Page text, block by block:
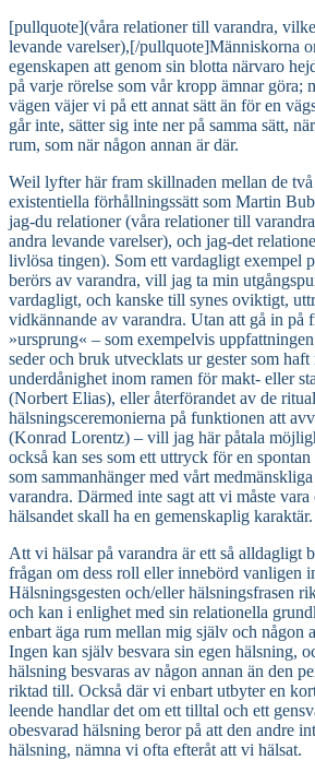
[pullquote](våra relationer till varandra,
levande varelser),[/pullquote]Människorna
egenskapen att genom sin blotta närvaro
på varje rörelse som vår kropp ämnar göra;
vägen väjer vi på ett annat sätt än för en
går inte, sätter sig inte ner på samma sätt,
rum, som när någon annan är där.
Weil lyfter här fram skillnaden mellan de
existentiella förhållningssätt som Martin
jag-du relationer (våra relationer till
andra levande varelser), och jag-det
livlösa tingen). Som ett vardagligt exempel
berörs av varandra, vill jag ta min
vardagligt, och kanske till synes oviktigt,
vidkännande av varandra. Utan att gå in på
»ursprung« – som exempelvis
seder och bruk utvecklats ur gester som
underdånighet inom ramen för makt- eller
(Norbert Elias), eller återförandet av de
hälsningsceremonierna på funktionen att
(Konrad Lorentz) – vill jag här påtala
också kan ses som ett uttryck för en spontan
som sammanhänger med vårt
varandra. Därmed inte sagt att vi måste
hälsandet skall ha en gemenskaplig karaktär.
Att vi hälsar på varandra är ett så alldagligt
frågan om dess roll eller innebörd vanligen
Hälsningsgesten och/eller hälsningsfrasen
och kan i enlighet med sin relationella
enbart äga rum mellan mig själv och någon
Ingen kan själv besvara sin egen hälsning,
hälsning besvaras av någon annan än den
riktad till. Också där vi enbart utbyter en
leende handlar det om ett tilltal och ett
obesvarad hälsning beror på att den andre
hälsning, nämna vi ofta efteråt att vi hälsat.